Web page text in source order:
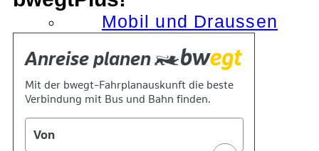
Mobil und Draussen